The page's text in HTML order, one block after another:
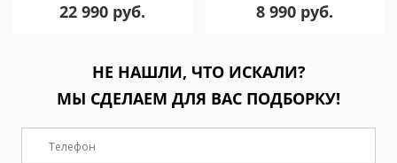
22 990 руб. 8 990 руб.
НЕ НАШЛИ, ЧТО ИСКАЛИ?
МЫ СДЕЛАЕМ ДЛЯ ВАС ПОДБОРКУ!